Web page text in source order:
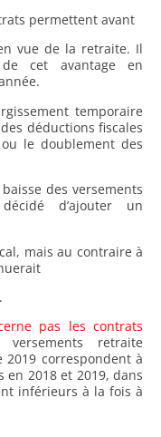
permettent avant
vue de la retraite. Il
cet avantage en
temporaire
déductions fiscales
le doublement des
des versements
d’ajouter un
mais au contraire à
pas les contrats
retraite
correspondent à
en 2018 et 2019, dans
inférieurs à la fois à